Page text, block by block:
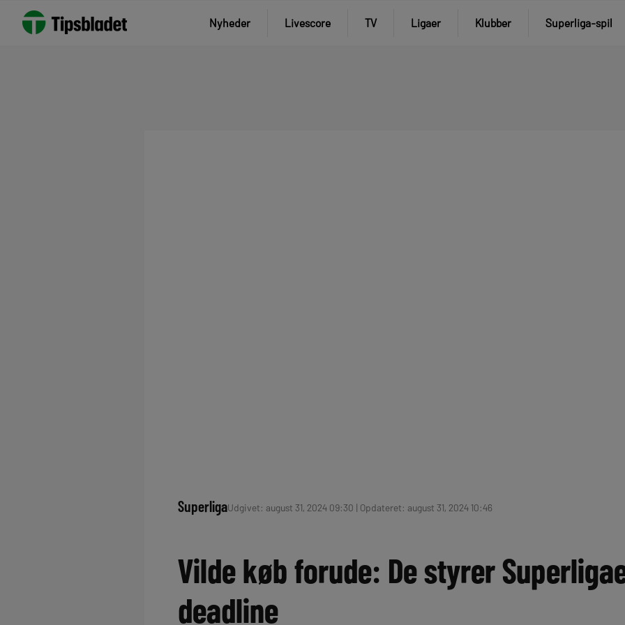
Nyheder Livescore TV Ligaer Klubber Superliga-spil
SuperligaUdgivet: august 31, 2024 09:30 | Opdateret: august 31, 2024 10:46
Vilde køb forude: De styrer
deadline